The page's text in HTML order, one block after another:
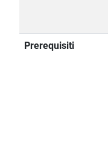
Prerequisiti